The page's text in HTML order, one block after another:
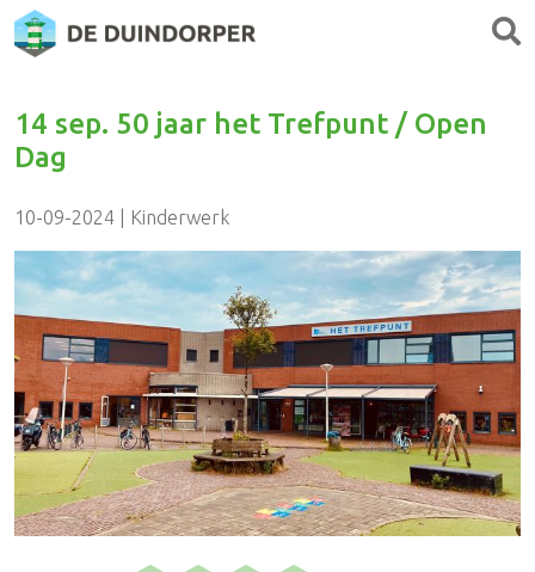
14 sep. 50 jaar het Trefpunt / Open
Dag
10-09-2024 | Kinderwerk